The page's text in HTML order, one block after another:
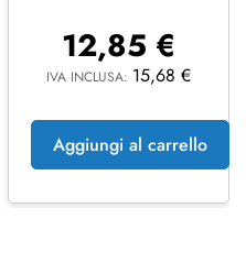
12,85 €
IVA INCLUSA: 15,68 €
Aggiungi al carrello